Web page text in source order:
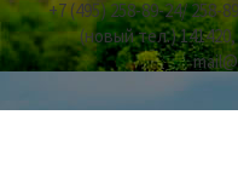
+7 (495) 258-89-24/ 258-
(новый тел.)